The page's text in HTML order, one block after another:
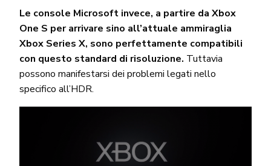
Le console Microsoft invece, a partire da Xbox
One S per arrivare sino all’attuale ammiraglia
Xbox Series X, sono perfettamente compatibili
con questo standard di risoluzione. Tuttavia
possono manifestarsi dei problemi legati nello
specifico all’HDR.